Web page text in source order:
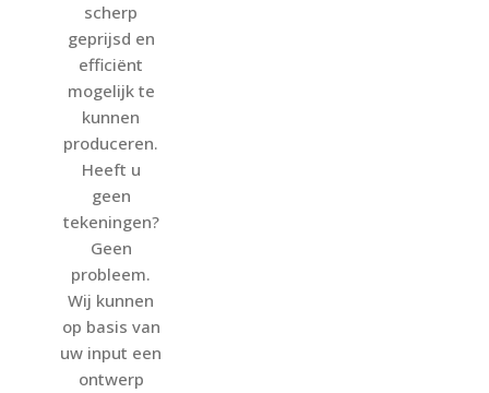
scherp
geprijsd en
efficiënt
mogelijk te
kunnen
produceren.
Heeft u
geen
tekeningen?
Geen
probleem.
Wij kunnen
op basis van
uw input een
ontwerp